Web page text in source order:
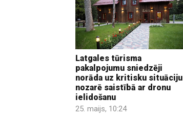
Latgales tūrisma
pakalpojumu sniedzēji
norāda uz kritisku situāciju
nozarē saistībā ar dronu
ielidošanu
25. maijs, 10:24